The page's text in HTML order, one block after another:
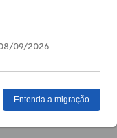
09/2026
Entenda a migração